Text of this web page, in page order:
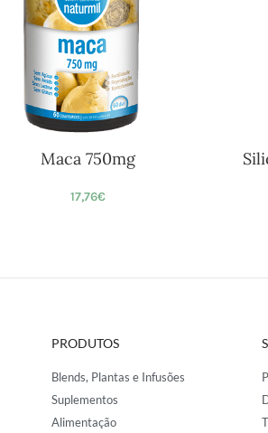
Maca 750mg
17,76€
PRODUTOS
Blends, Plantas e Infusões
Suplementos
Alimentação